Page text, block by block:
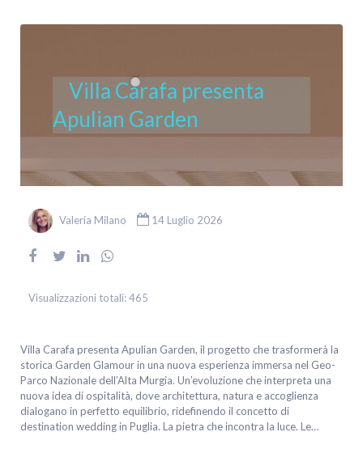
Villa Carafa presenta
Apulian Garden
Valeria Milano 14 Luglio 2026
Visualizzazioni totali:465
Villa Carafa presenta Apulian Garden, il progetto che trasformerà la
storica Garden Glamour in una nuova esperienza immersa nel Geo-
Parco Nazionale dell’Alta Murgia. Un’evoluzione che interpreta una
nuova idea di ospitalità, dove architettura, natura e accoglienza
dialogano in perfetto equilibrio, ridefinendo il concetto di
destination wedding in Puglia. La pietra che incontra la luce. Le…